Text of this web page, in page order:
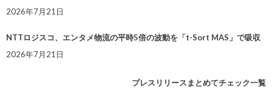
2026年7月21日
NTTロジスコ、エンタメ物流の平時5倍の波動を「t-Sort MAS」で吸収
2026年7月21日
プレスリリースまとめてチェック一覧